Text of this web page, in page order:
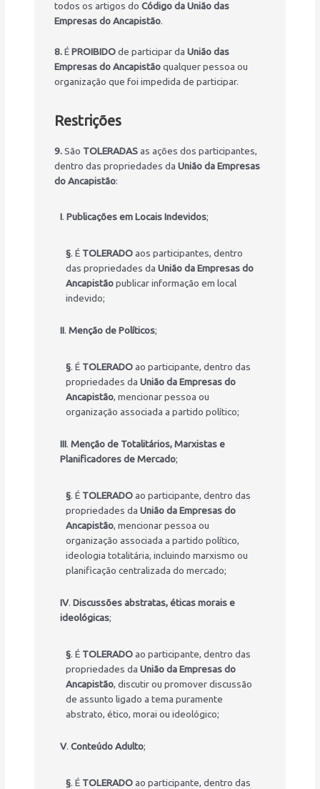
todos os artigos do Código da União das
Empresas do Ancapistão.
8.ÉPROIBIDOde participar da União das
Empresas do Ancapistãoqualquer pessoa ou
organização que foi impedida de participar.
Restrições
9.São TOLERADASas ações dos participantes,
dentro das propriedades da União da Empresas
do Ancapistão:
I. Publicações em Locais Indevidos;
§. É TOLERADOaos participantes, dentro
das propriedades da União da Empresas do
Ancapistãopublicar informação em local
indevido;
II. Menção de Políticos;
§. É TOLERADOao participante, dentro das
propriedades da União da Empresas do
Ancapistão, mencionar pessoa ou
organização associada a partido político;
III. Menção de Totalitários, Marxistas e
Planificadores de Mercado;
§. É TOLERADOao participante, dentro das
propriedades da União da Empresas do
Ancapistão, mencionar pessoa ou
organização associada a partido político,
ideologia totalitária, incluindo marxismo ou
planificação centralizada do mercado;
IV. Discussões abstratas, éticas morais e
ideológicas;
§. É TOLERADOao participante, dentro das
propriedades da União da Empresas do
Ancapistão, discutir ou promover discussão
de assunto ligado a tema puramente
abstrato, ético, morai ou ideológico;
V. Conteúdo Adulto;
§. É TOLERADOao participante, dentro das